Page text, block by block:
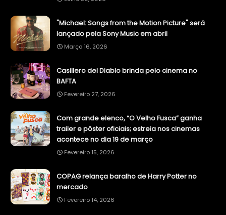
"Michael: Songs from the Motion Picture" será
lançado pela Sony Music em abril
Março 16, 2026
Casillero del Diablo brinda pelo cinema no
BAFTA
Fevereiro 27, 2026
Com grande elenco, “O Velho Fusca” ganha
trailer e pôster oficiais; estreia nos cinemas
acontece no dia 19 de março
Fevereiro 15, 2026
COPAG relança baralho de Harry Potter no
mercado
Fevereiro 14, 2026